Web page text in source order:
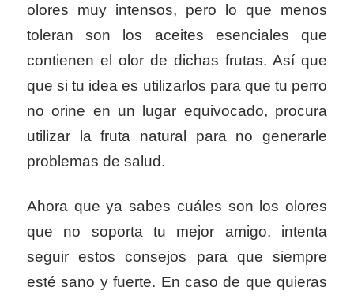
olores muy intensos, pero lo que menos
toleran son los aceites esenciales que
contienen el olor de dichas frutas. Así que
que si tu idea es utilizarlos para que tu perro
no orine en un lugar equivocado, procura
utilizar la fruta natural para no generarle
problemas de salud.
Ahora que ya sabes cuáles son los olores
que no soporta tu mejor amigo, intenta
seguir estos consejos para que siempre
esté sano y fuerte. En caso de que quieras